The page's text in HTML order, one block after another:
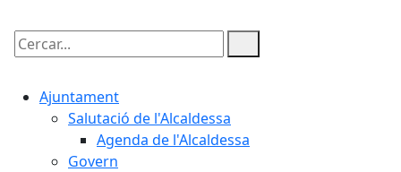
Cercar:
Ajuntament
Salutació de l'Alcaldessa
Agenda de l'Alcaldessa
Govern